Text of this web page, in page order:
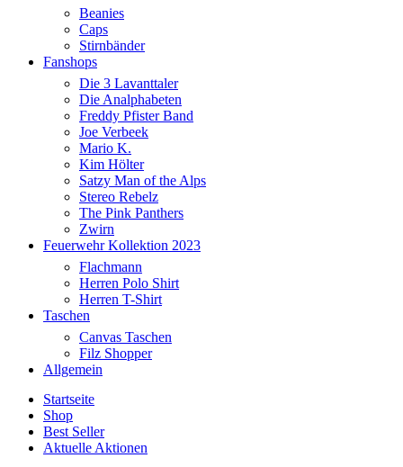
Beanies
Caps
Stirnbänder
Fanshops
Die 3 Lavanttaler
Die Analphabeten
Freddy Pfister Band
Joe Verbeek
Mario K.
Kim Hölter
Satzy Man of the Alps
Stereo Rebelz
The Pink Panthers
Zwirn
Feuerwehr Kollektion 2023
Flachmann
Herren Polo Shirt
Herren T-Shirt
Taschen
Canvas Taschen
Filz Shopper
Allgemein
Startseite
Shop
Best Seller
Aktuelle Aktionen